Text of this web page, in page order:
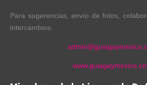
Para sugerencias, envío de fotos,
intercambios: